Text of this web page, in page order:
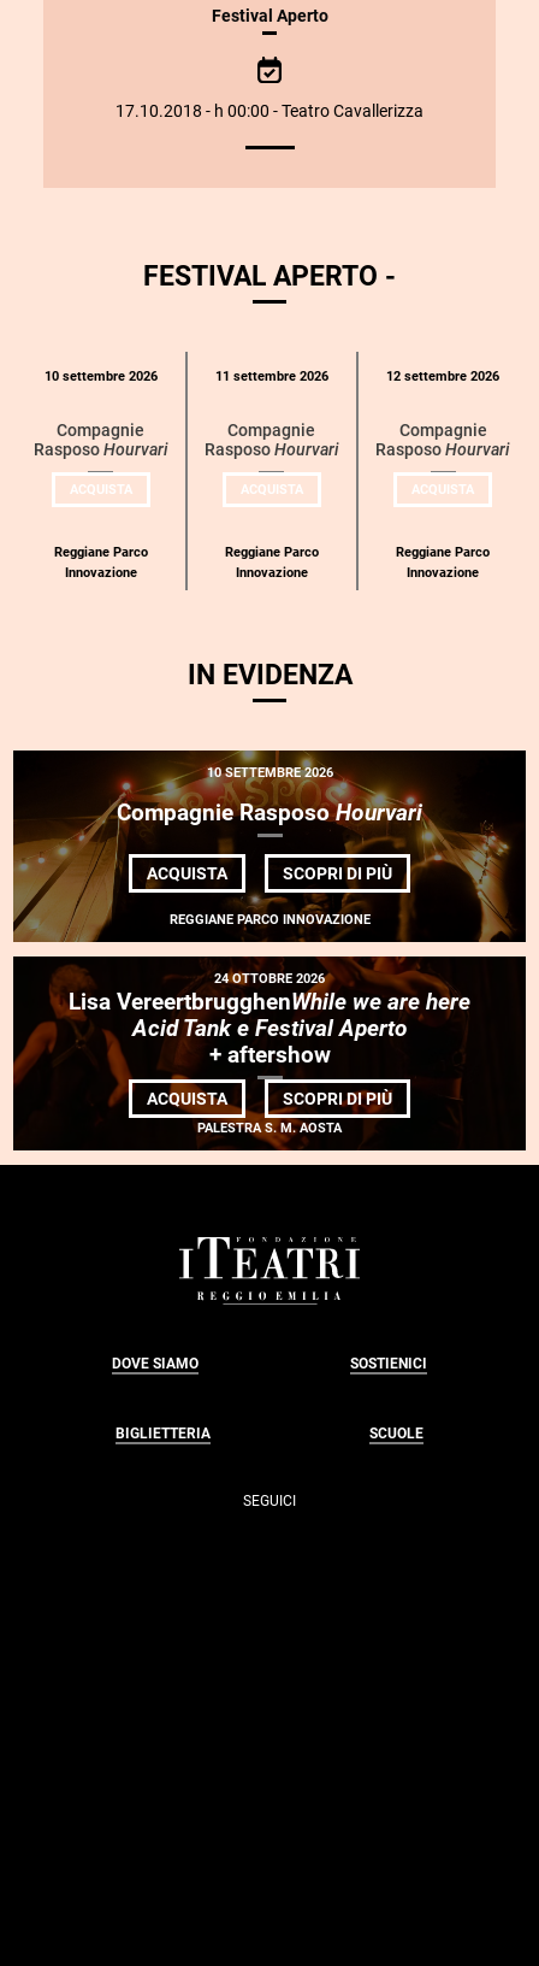
INFORMAZIONIFestival Aperto
17.10.2018 - h 00:00 - Teatro Cavallerizza
FESTIVAL APERTO -
categoria
10 settembre 2026
Compagnie
RasposoHourvari
ACQUISTAUN
BIGLIETTO
Reggiane Parco
Innovazione
11 settembre 2026
Compagnie
RasposoHourvari
ACQUISTAUN
BIGLIETTO
Reggiane Parco
Innovazione
12 settembre 2026
Compagnie
RasposoHourvari
ACQUISTAUN
BIGLIETTO
Reggiane Parco
Innovazione
IN EVIDENZA
10 SETTEMBRE 2026
Compagnie RasposoHourvari
ACQUISTA SCOPRI DI PIÙDI
COMPAGNIE
<EM>HOURVARI</
REGGIANE PARCO INNOVAZIONE
24 OTTOBRE 2026
Lisa VereertbrugghenWhile we are here
Acid Tank e Festival Aperto
+ aftershow
ACQUISTA SCOPRI DI PIÙDI
LISA
ARE
HERE<BR>ACID
PALESTRA S. M. AOSTA
DOVE SIAMO SOSTIENICI
BIGLIETTERIA SCUOLE
SEGUICI